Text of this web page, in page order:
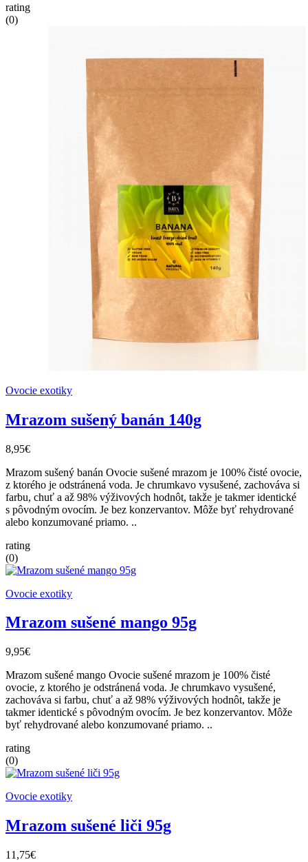
rating
(0)
Ovocie exotiky
Mrazom sušený banán 140g
8,95€
Mrazom sušený banán Ovocie sušené mrazom je 100% čisté ovocie,
z ktorého je odstránená voda. Je chrumkavo vysušené, zachováva si
farbu, chuť a až 98% výživových hodnôt, takže je takmer identické
s pôvodným ovocím. Je bez konzervantov. Môže byť rehydrované
alebo konzumované priamo. ..
rating
(0)
Ovocie exotiky
Mrazom sušené mango 95g
9,95€
Mrazom sušené mango Ovocie sušené mrazom je 100% čisté
ovocie, z ktorého je odstránená voda. Je chrumkavo vysušené,
zachováva si farbu, chuť a až 98% výživových hodnôt, takže je
takmer identické s pôvodným ovocím. Je bez konzervantov. Môže
byť rehydrované alebo konzumované priamo. ..
rating
(0)
Ovocie exotiky
Mrazom sušené liči 95g
11,75€